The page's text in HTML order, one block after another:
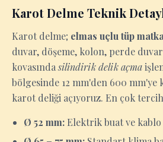
Karot Delme Teknik
Karot delme; elmas uçlu tüp
duvar, döşeme, kolon, perde
kovasındasilindirik delik açma
bölgesinde 12 mm'den 600 mm'ye
karot deliği açıyoruz. En çok
Ø 52 mm: Elektrik buat ve kablo